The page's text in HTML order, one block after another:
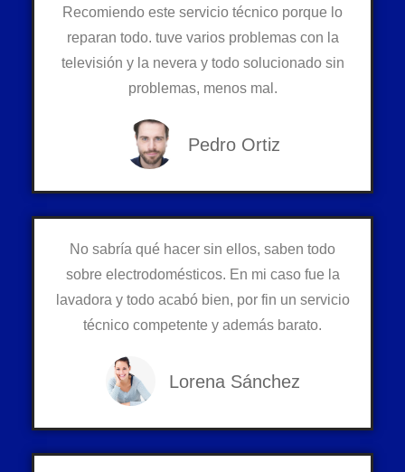
Recomiendo este servicio técnico porque lo
reparan todo. tuve varios problemas con la
televisión y la nevera y todo solucionado sin
problemas, menos mal.
Pedro Ortiz
No sabría qué hacer sin ellos, saben todo
sobre electrodomésticos. En mi caso fue la
lavadora y todo acabó bien, por fin un servicio
técnico competente y además barato.
Lorena Sánchez